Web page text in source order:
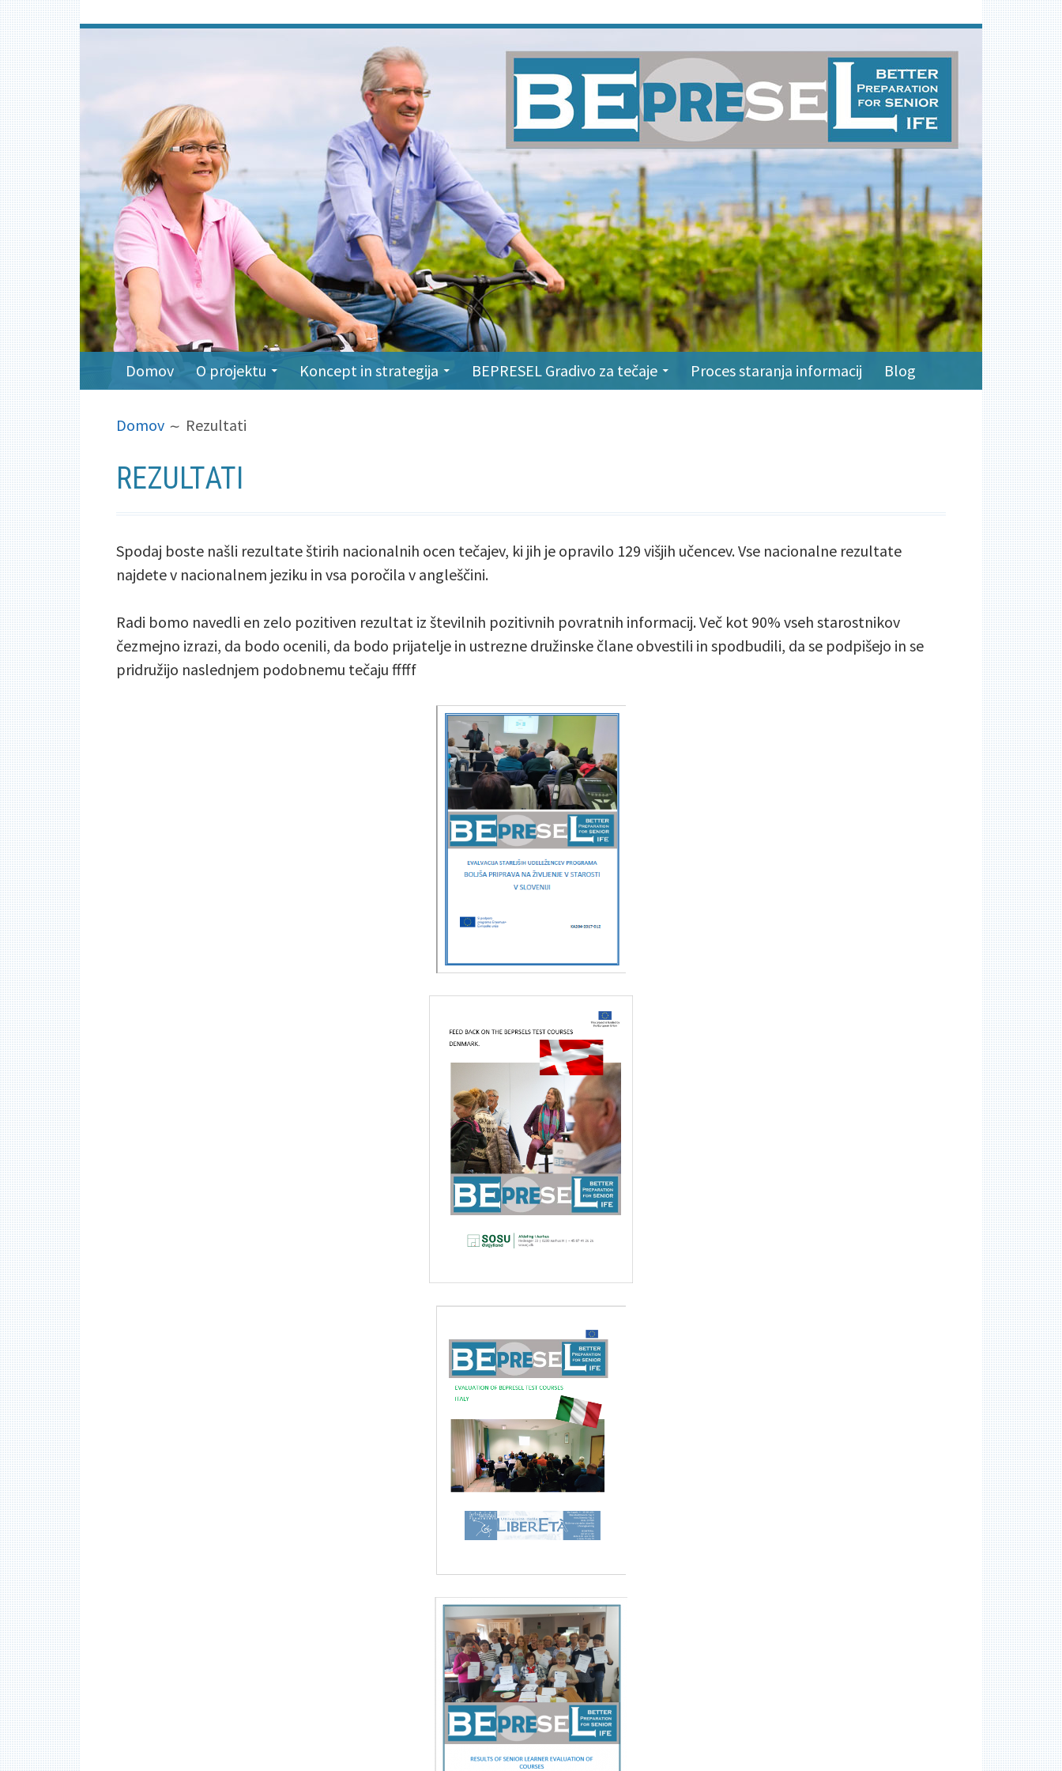
na
PRIMARNI
MENI
Domov O projektu Koncept in strategija BEPRESEL Gradivo za tečaje Proces staranja informacij Blog
DROBTINE
Domov Rezultati
REZULTATI
Spodaj boste našli rezultate štirih nacionalnih ocen tečajev, ki jih je opravilo 129 višjih učencev. Vse nacionalne rezultate
najdete v nacionalnem jeziku in vsa poročila v angleščini.
Radi bomo navedli en zelo pozitiven rezultat iz številnih pozitivnih povratnih informacij. Več kot 90% vseh starostnikov
čezmejno izrazi, da bodo ocenili, da bodo prijatelje in ustrezne družinske člane obvestili in spodbudili, da se podpišejo in se
pridružijo naslednjem podobnemu tečaju fffff